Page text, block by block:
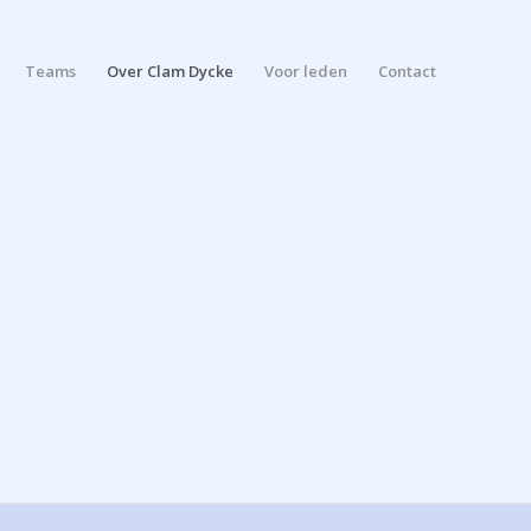
Teams Over Clam Dycke Voor leden Contact